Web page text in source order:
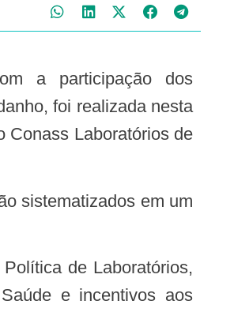
foi realizada nesta
Conass Laboratórios de
e incentivos aos